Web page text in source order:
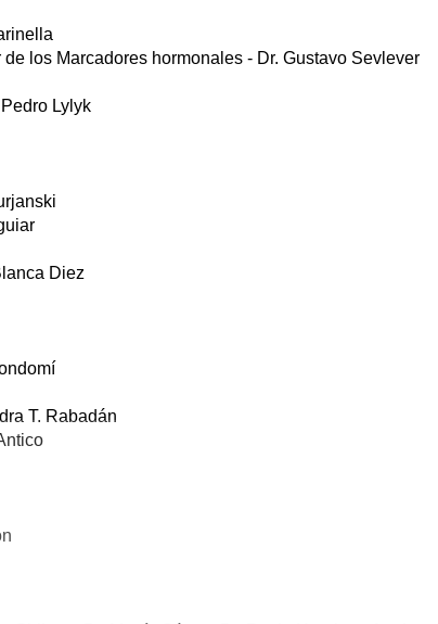
los Marcadores hormonales - Dr. Gustavo Sevlever
Lylyk
Diez
T. Rabadán